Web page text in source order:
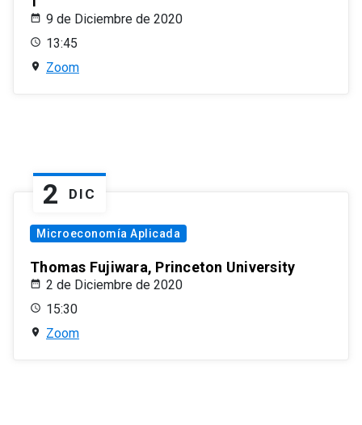
9 de Diciembre de 2020
13:45
Zoom
2 DIC
Microeconomía Aplicada
Thomas Fujiwara, Princeton University
2 de Diciembre de 2020
15:30
Zoom